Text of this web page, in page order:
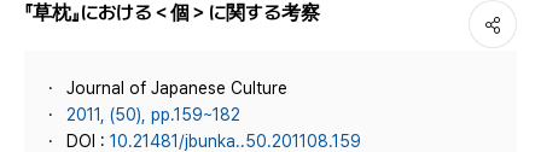
『草枕』における＜個＞に関する考察
Journal of Japanese Culture
2011, (50), pp.159~182
DOI : 10.21481/jbunka..50.201108.159